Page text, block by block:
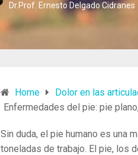
Dr.Prof. Ernesto Delgado Cidranes
Home Dolor en las
Enfermedades del pie: pie
Sin duda, el pie humano es una
toneladas de trabajo. El pie, los